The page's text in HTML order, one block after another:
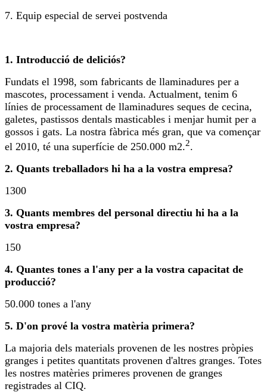
7. Equip especial de servei postvenda
1. Introducció de deliciós?
Fundats el 1998, som fabricants de llaminadures per a
mascotes, processament i venda. Actualment, tenim 6
línies de processament de llaminadures seques de cecina,
galetes, pastissos dentals masticables i menjar humit per a
gossos i gats. La nostra fàbrica més gran, que va començar
el 2010, té una superfície de 250.000 m2.2.
2. Quants treballadors hi ha a la vostra empresa?
1300
3. Quants membres del personal directiu hi ha a la
vostra empresa?
150
4. Quantes tones a l'any per a la vostra capacitat de
producció?
50.000 tones a l'any
5. D'on prové la vostra matèria primera?
La majoria dels materials provenen de les nostres pròpies
granges i petites quantitats provenen d'altres granges. Totes
les nostres matèries primeres provenen de granges
registrades al CIQ.